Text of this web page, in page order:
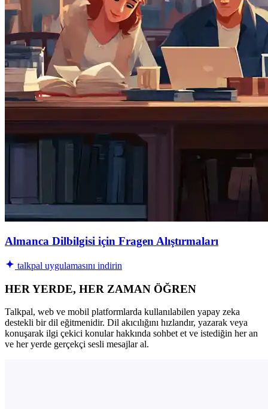
Almanca Dilbilgisi için Fragen Alıştırmaları
talkpal uygulamasını indirin
HER YERDE, HER ZAMAN ÖĞREN
Talkpal, web ve mobil platformlarda kullanılabilen yapay zeka
destekli bir dil eğitmenidir. Dil akıcılığını hızlandır, yazarak veya
konuşarak ilgi çekici konular hakkında sohbet et ve istediğin her an
ve her yerde gerçekçi sesli mesajlar al.